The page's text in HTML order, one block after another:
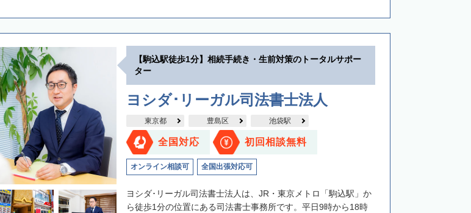
【駒込駅徒歩1分】相続手続き・生前対策のトータルサポー
ター
ヨシダ･リーガル司法書士法人
東京都 豊島区 池袋駅
全国対応 初回相談無料
オンライン相談可 全国出張対応可
ヨシダ･リーガル司法書士法人は、JR・東京メトロ「駒込駅」か
ら徒歩1分の位置にある司法書士事務所です。平日9時から18時